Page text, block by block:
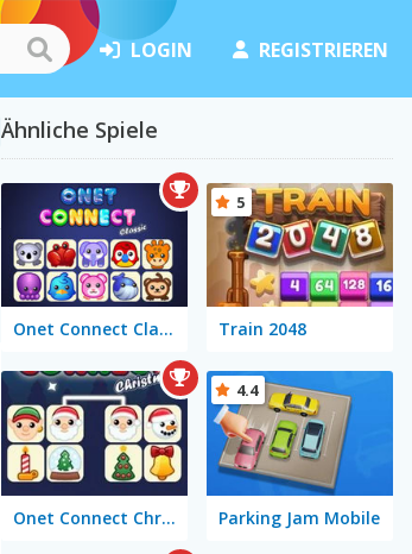
LOGIN REGISTRIEREN
Ähnliche Spiele
Onet Connect Classic Train 2048
5
Onet Connect Christmas Parking Jam Mobile
4.4